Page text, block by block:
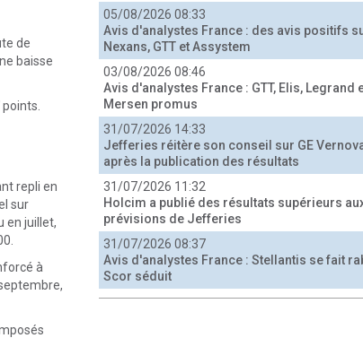
de
baisse
repli en
sur
en juillet,
à
05/08/2026 08:33
Avis d'analystes France : des avis positifs
Nexans, GTT et Assystem
03/08/2026 08:46
Avis d'analystes France : GTT, Elis, Legrand
Mersen promus
31/07/2026 14:33
Jefferies réitère son conseil sur GE
après la publication des résultats
31/07/2026 11:32
Holcim a publié des résultats supérieurs
prévisions de Jefferies
31/07/2026 08:37
Avis d'analystes France : Stellantis se fait
Scor séduit